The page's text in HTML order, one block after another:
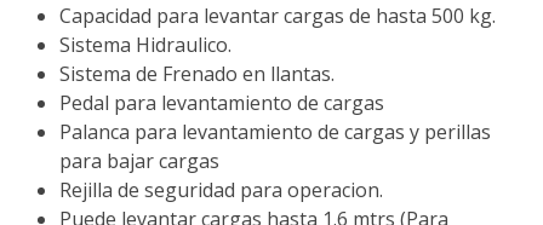
Capacidad para levantar cargas de hasta 500 kg.
Sistema Hidraulico.
Sistema de Frenado en llantas.
Pedal para levantamiento de cargas
Palanca para levantamiento de cargas y perillas
para bajar cargas
Rejilla de seguridad para operacion.
Puede levantar cargas hasta 1.6 mtrs (Para